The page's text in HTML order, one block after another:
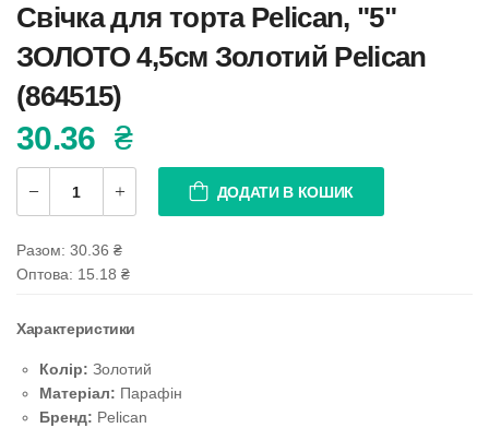
Свічка для торта Pelican, "5"
ЗОЛОТО 4,5см Золотий Pelican
(864515)
30.36 ₴
ДОДАТИ В КОШИК
Разом: 30.36 ₴
Оптова: 15.18 ₴
Характеристики
Колір: Золотий
Матеріал: Парафін
Бренд: Pelican